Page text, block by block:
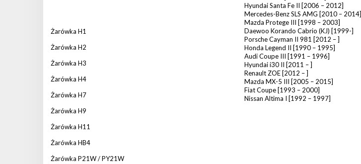
Żarówka H1
Żarówka H2
Żarówka H3
Żarówka H4
Żarówka H7
Żarówka H9
Żarówka H11
Żarówka HB4
Żarówka P21W / PY21W
Hyundai Santa Fe II [2006 – 2012]
Mercedes-Benz SLS AMG [2010 – 2014]
Mazda Protege III [1998 – 2003]
Daewoo Korando Cabrio (KJ) [1999-]
Porsche Cayman II 981 [2012 – ]
Honda Legend II [1990 – 1995]
Audi Coupe III [1991 – 1996]
Hyundai i30 II [2011 – ]
Renault ZOE [2012 – ]
Mazda MX-5 III [2005 – 2015]
Fiat Coupe [1993 – 2000]
Nissan Altima I [1992 – 1997]